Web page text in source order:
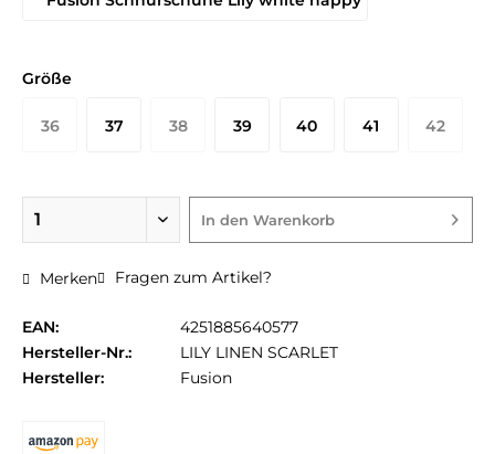
Größe
36 37 38 39 40 41 42
In den Warenkorb
Merken Fragen zum Artikel?
EAN:
4251885640577
Hersteller-Nr.:
LILY LINEN SCARLET
Hersteller:
Fusion